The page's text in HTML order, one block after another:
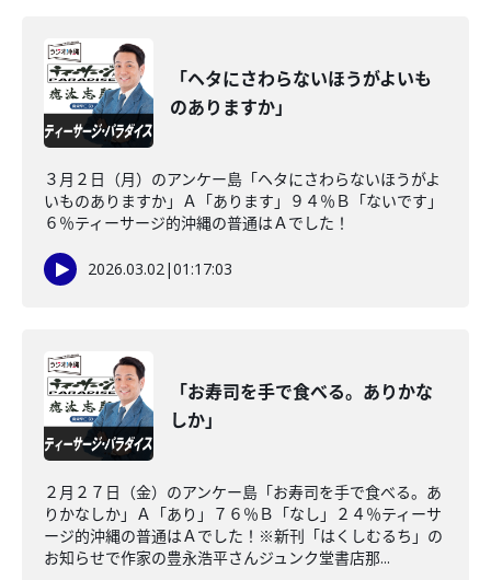
「ヘタにさわらないほうがよいも
のありますか」
３月２日（月）のアンケー島「ヘタにさわらないほうがよ
いものありますか」Ａ「あります」９４％Ｂ「ないです」
６％ティーサージ的沖縄の普通はＡでした！
2026.03.02|01:17:03
「お寿司を手で食べる。ありかな
しか」
２月２７日（金）のアンケー島「お寿司を手で食べる。あ
りかなしか」Ａ「あり」７６％Ｂ「なし」２４％ティーサ
ージ的沖縄の普通はＡでした！※新刊「はくしむるち」の
お知らせで作家の豊永浩平さんジュンク堂書店那...